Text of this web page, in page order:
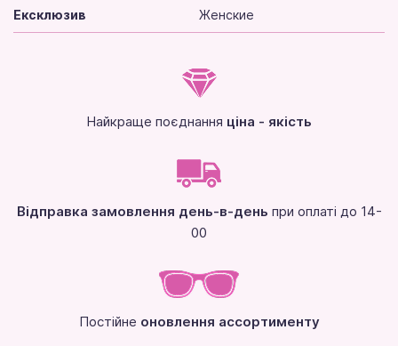
Ексклюзив Женские
Найкраще поєднання ціна - якість
Відправка замовлення день-в-день при оплаті до 14-
00
Постійне оновлення ассортименту